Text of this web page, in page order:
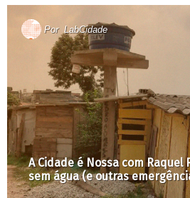
Por LabCidade
A Cidade é Nossa com Raquel
sem água (e outras